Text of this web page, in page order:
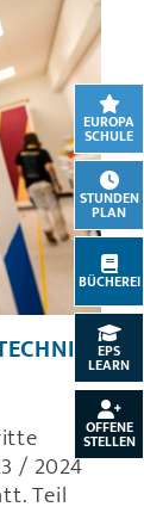
EUROPA
SCHULE
STUNDEN
PLAN
BÜCHEREI
EPS
LEARN
OFFENE
STELLEN
FARBTECHNIK
/ 2024
Teil